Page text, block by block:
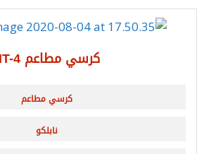
كرسي مطاعم HT-4
كرسي مطاعم
نابلكو